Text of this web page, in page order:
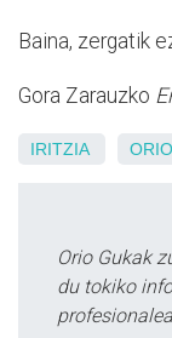
Baina, zergatik
Gora Zarauzko
IRITZIA ORIO
Orio Gukak
du tokiko